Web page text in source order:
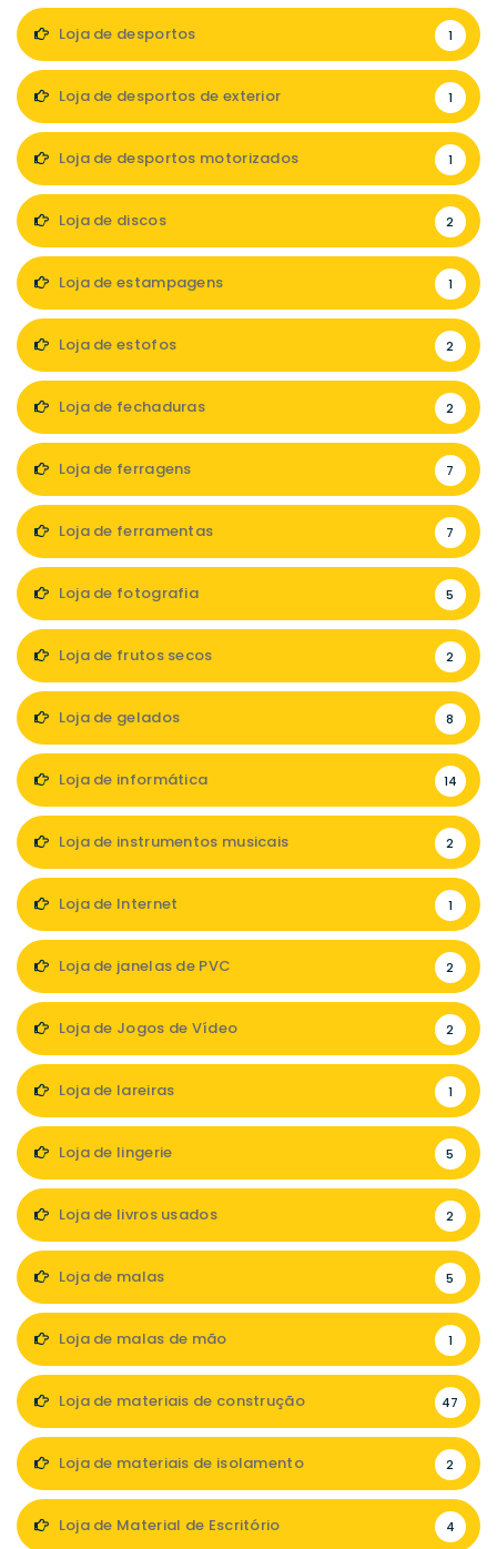
Loja de desportos 1
Loja de desportos de exterior 1
Loja de desportos motorizados 1
Loja de discos 2
Loja de estampagens 1
Loja de estofos 2
Loja de fechaduras 2
Loja de ferragens 7
Loja de ferramentas 7
Loja de fotografia 5
Loja de frutos secos 2
Loja de gelados 8
Loja de informática 14
Loja de instrumentos musicais 2
Loja de Internet 1
Loja de janelas de PVC 2
Loja de Jogos de Vídeo 2
Loja de lareiras 1
Loja de lingerie 5
Loja de livros usados 2
Loja de malas 5
Loja de malas de mão 1
Loja de materiais de construção 47
Loja de materiais de isolamento 2
Loja de Material de Escritório 4